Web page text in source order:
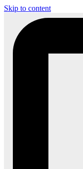
Skip to content